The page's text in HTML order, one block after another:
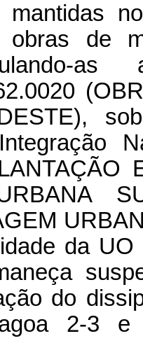
mantidas
obras de
da
do
2-3